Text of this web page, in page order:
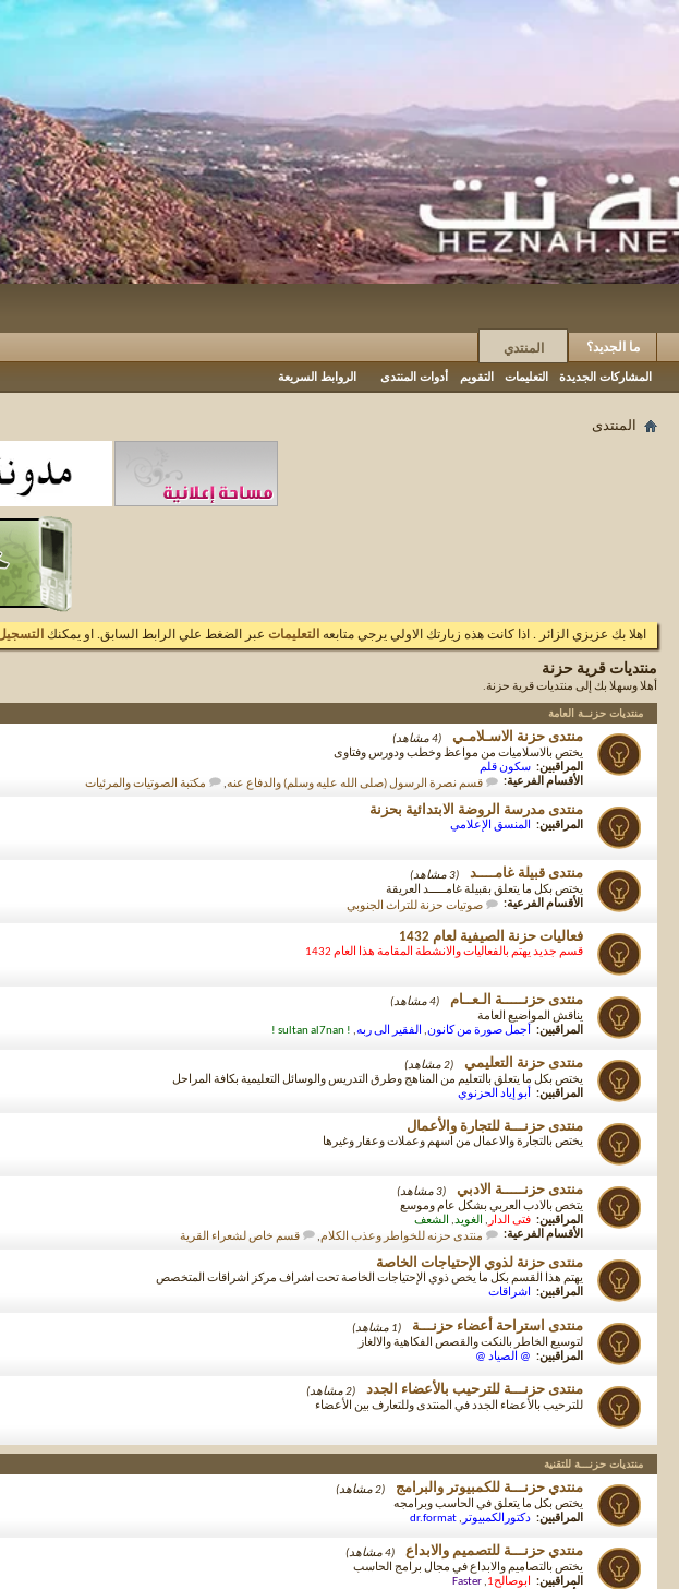
ما الجديد؟ المنتدي
المشاركات الجديدة التعليمات التقويم أدوات المنتدى الروابط السريعة
المنتدى
اهلا بك عزيزي الزائر . اذا كانت هذه زيارتك الاولي يرجي متابعه التعليمات عبر الضغط علي الرابط السابق. او يمكنك
منتديات قرية حزنة
أهلا وسهلا بك إلى منتديات قرية حزنة.
منتديات حزنــة العامة
منتدى حزنة الاسـلامـي
(4 مشاهد)
يختص بالاسلاميات من مواعظ وخطب ودورس وفتاوى
المراقبين: سكون قلم
الأقسام الفرعية:
قسم نصرة الرسول (صلى الله عليه وسلم) والدفاع عنه, مكتبة الصوتيات والمرئيات
منتدى مدرسة الروضة الابتدائية بحزنة
المراقبين: المنسق الإعلامي
منتدى قبيلة غامــــد
(3 مشاهد)
يختص بكل ما يتعلق بقبيلة غامـــــد العريقة
الأقسام الفرعية:
صوتيات حزنة للتراث الجنوبي
فعاليات حزنة الصيفية لعام 1432
قسم جديد يهتم بالفعاليات والانشطة المقامة هذا العام 1432
منتدى حزنـــــة الـعــام
(4 مشاهد)
يناقش المواضيع العامة
المراقبين:
أجمل صورة من كانون, الفقير الى ربه,
! sultan al7nan !
منتدى حزنة التعليمي
(2 مشاهد)
يختص بكل ما يتعلق بالتعليم من المناهج وطرق التدريس والوسائل التعليمية بكافة المراحل
المراقبين:
أبو إياد الحزنوي
منتدى حزنـــة للتجارة والأعمال
يختص بالتجارة والاعمال من اسهم وعملات وعقار وغيرها
منتدى حزنـــــة الادبي
(3 مشاهد)
يتخص بالادب العربي بشكل عام وموسع
المراقبين: فتى الدار , الغويد, الشعف
الأقسام الفرعية:
منتدى حزنه للخواطر وعذب الكلام, قسم خاص لشعراء القرية
منتدى حزنة لذوي الإحتياجات الخاصة
يهتم هذا القسم بكل ما يخص ذوي الإحتياجات الخاصة تحت اشراف مركز اشراقات المتخصص
المراقبين:
اشراقات
منتدى استراحة أعضاء حزنـــة
(1 مشاهد)
لتوسيع الخاطر بالنكت والقصص الفكاهية والالغاز
المراقبين: @ الصياد @
منتدى حزنـــة للترحيب بالأعضاء الجدد
(2 مشاهد)
للترحيب بالأعضاء الجدد في المنتدى وللتعارف بين الأعضاء
منتديات حزنـــة للتقنية
منتدي حزنـــة للكمبيوتر والبرامج
(2 مشاهد)
يختص بكل ما يتعلق في الحاسب وبرامجه
المراقبين: دكتورالكمبيوتر ,
dr.format
منتدي حزنـــة للتصميم والابداع
(4 مشاهد)
يختص بالتصاميم والابداع في مجال برامج الحاسب
المراقبين:
ابوصالح1 ,
Faster